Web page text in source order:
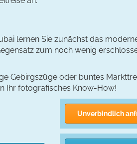
lernen Sie zunächst das
zum noch wenig
Gebirgszüge oder buntes
Ihr fotografisches Know-How!
Unverbindlich